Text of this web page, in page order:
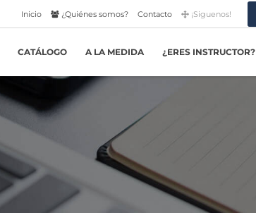
Inicio ¿Quiénes somos? Contacto ¡Siguenos!
CATÁLOGO A LA MEDIDA ¿ERES INSTRUCTOR?